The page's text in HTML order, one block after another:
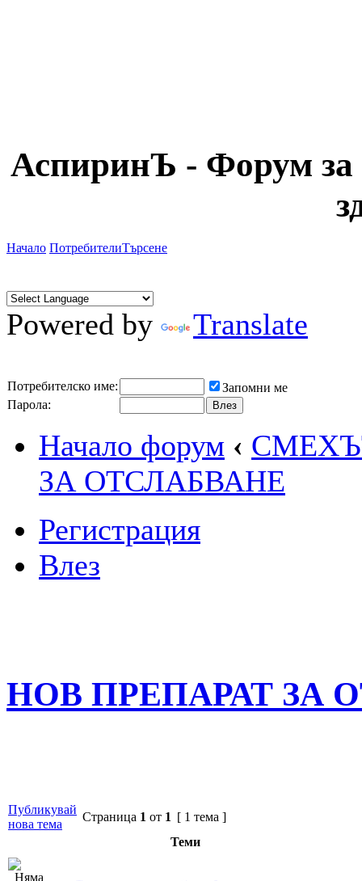
АспиринЪ - Форум за
Начало ПотребителиТърсене
Powered by Translate
Потребителско име:
Запомни ме
Парола:
Начало форум ‹
ЗА ОТСЛАБВАНЕ
Регистрация
Влез
НОВ ПРЕПАРАТ ЗА
Публикувай
нова тема
Страница 1 от 1 [ 1 тема ]
Теми